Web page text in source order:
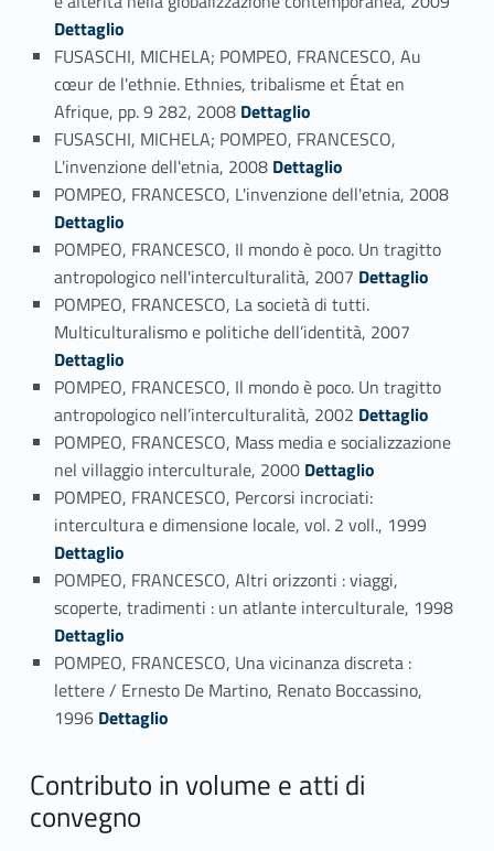
Dettaglio
FUSASCHI, MICHELA; POMPEO, FRANCESCO, Au
cœur de l'ethnie. Ethnies, tribalisme et État en
Afrique, pp. 9 282, 2008 Link identifier #identifier_person_117742-36
Dettaglio
FUSASCHI, MICHELA; POMPEO, FRANCESCO,
L'invenzione dell'etnia, 2008 Link identifier #identifier_person_26438-37
Dettaglio
POMPEO, FRANCESCO, L'invenzione dell'etnia, 2008Link identifier #identifier_person_96948-38
Dettaglio
POMPEO, FRANCESCO, Il mondo è poco. Un tragitto
antropologico nell'interculturalità, 2007 Link identifier #identifier_person_88448-39
Dettaglio
POMPEO, FRANCESCO, La società di tutti.
Multiculturalismo e politiche dell’identità, 2007
Dettaglio
POMPEO, FRANCESCO, Il mondo è poco. Un tragitto
antropologico nell’interculturalità, 2002 Link identifier #identifier_person_79120-41
Dettaglio
POMPEO, FRANCESCO, Mass media e socializzazione
nel villaggio interculturale, 2000 Link identifier #identifier_person_4596-42
Dettaglio
POMPEO, FRANCESCO, Percorsi incrociati:
intercultura e dimensione locale, vol. 2 voll., 1999
Dettaglio
POMPEO, FRANCESCO, Altri orizzonti : viaggi,
scoperte, tradimenti : un atlante interculturale, 1998Link identifier #identifier_person_178295-44
Dettaglio
POMPEO, FRANCESCO, Una vicinanza discreta :
lettere / Ernesto De Martino, Renato Boccassino,
1996 Link identifier #identifier_person_170951-45
Dettaglio
Contributo in volume e atti di
convegno